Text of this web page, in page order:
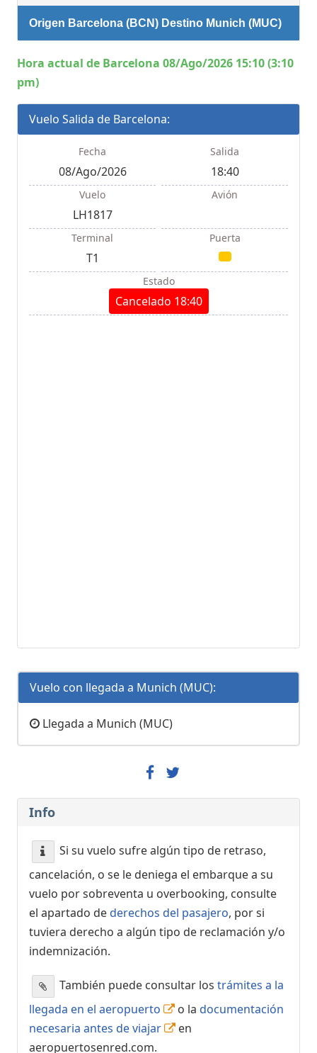
Origen Barcelona (BCN) Destino Munich (MUC)
Hora actual de Barcelona 08/Ago/2026 15:10 (3:10
pm)
Vuelo Salida de Barcelona:
Fecha
08/Ago/2026
Salida
18:40
Vuelo
LH1817
Avión
Terminal
T1
Puerta
Estado
Cancelado 18:40
Vuelo con llegada a Munich (MUC):
Llegada a Munich (MUC)
Info
Si su vuelo sufre algún tipo de retraso,
cancelación, o se le deniega el embarque a su
vuelo por sobreventa u overbooking, consulte
el apartado dederechos del pasajero, por si
tuviera derecho a algún tipo de reclamación y/o
indemnización.
También puede consultar los trámites a la
llegada en el aeropuerto
o la documentación
necesaria antes de viajar
en
aeropuertosenred.com.